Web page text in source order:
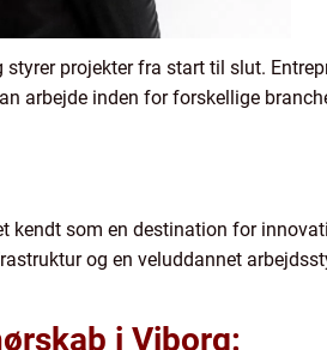
projekter fra start til slut.
arbejde inden for forskellige
kendt som en destination for
og en veluddannet
i Viborg: